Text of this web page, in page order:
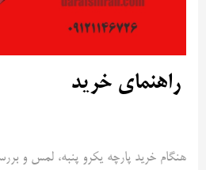
راهنمای خرید
هنگام خرید پارچه یکرو پنبه، لمس و